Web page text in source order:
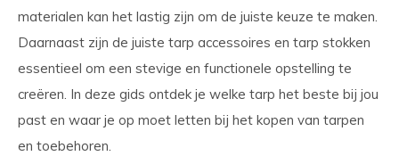
materialen kan het lastig zijn om de juiste keuze te maken.
Daarnaast zijn de juiste tarp accessoires en tarp stokken
essentieel om een stevige en functionele opstelling te
creëren. In deze gids ontdek je welke tarp het beste bij jou
past en waar je op moet letten bij het kopen van tarpen
en toebehoren.